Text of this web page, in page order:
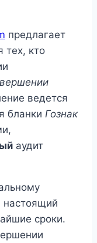
предлагает
тех, кто
ведется
бланки Гознак
аудит
настоящий
сроки.